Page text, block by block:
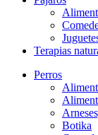
Terapias
Perros
Botika